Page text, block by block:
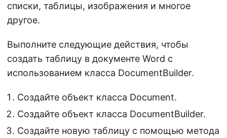
списки, таблицы, изображения и многое
другое.
Выполните следующие действия, чтобы
создать таблицу в документе Word с
использованием класса DocumentBuilder.
Создайте объект класса Document.
Создайте объект класса DocumentBuilder.
Создайте новую таблицу с помощью метода